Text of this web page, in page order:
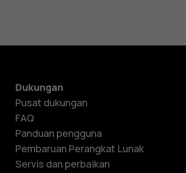
Dukungan
Pusat dukungan
FAQ
Panduan pengguna
Pembaruan Perangkat Lunak
Servis dan perbaikan